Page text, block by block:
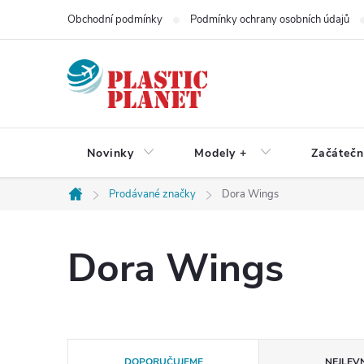
Obchodní podmínky Podmínky ochrany osobních údajů
Novinky Modely +
Domů
Prodávané značky Dora Wings
Dora Wings